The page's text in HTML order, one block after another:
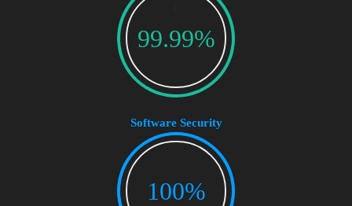
99.99%
Software Security
100%